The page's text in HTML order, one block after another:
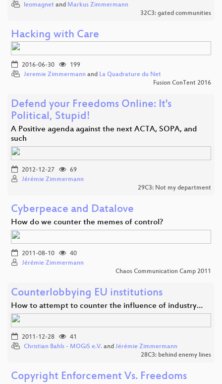
leomagnet and Markus Zimmermann
32C3: gated communities
Hacking with Care
2016-06-30
199
Jeremie Zimmermann and La Quadrature du Net
Fusion ConTent 2016
Defend your Freedoms Online: It's
Political, Stupid!
A Positive agenda against the next ACTA, SOPA, and
such
2012-12-27
69
Jérémie Zimmermann
29C3: Not my department
Cyberpeace and Datalove
How do we counter the memes of control?
2011-08-10
40
Jérémie Zimmermann
Chaos Communication Camp 2011
Counterlobbying EU institutions
How to attempt to counter the influence of industry…
2011-12-28
41
Christian Bahls - MOGiS e.V. and Jérémie Zimmermann
28C3: behind enemy lines
Copyright Enforcement Vs. Freedoms